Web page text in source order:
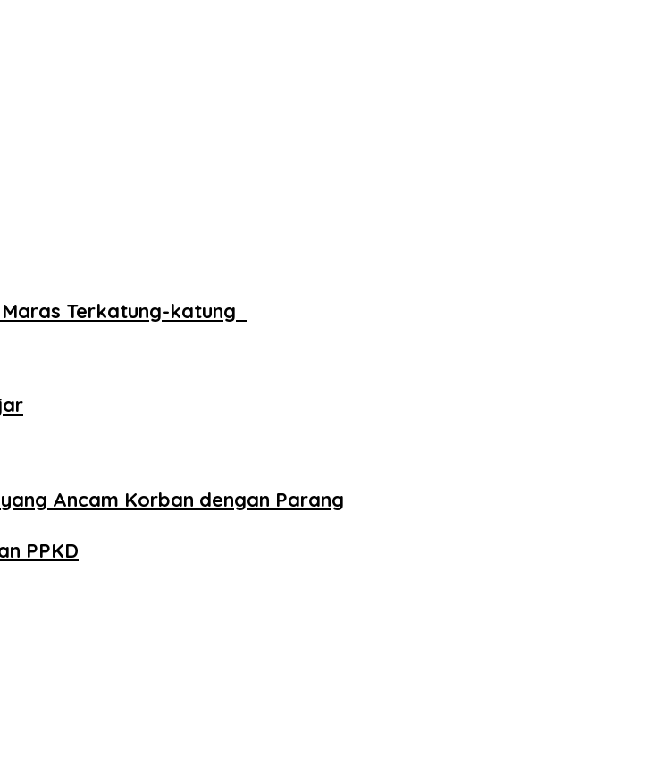
Terkatung-katung
Ancam Korban dengan Parang
PPKD